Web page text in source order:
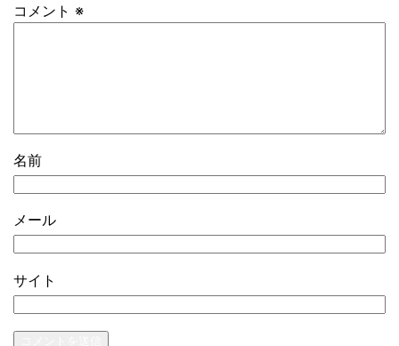
コメント ※
名前
メール
サイト